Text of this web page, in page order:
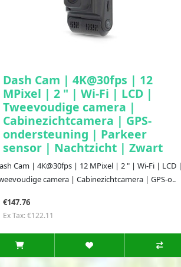
Dash Cam | 4K@30fps | 12
MPixel | 2 " | Wi-Fi | LCD |
Tweevoudige camera |
Cabinezichtcamera | GPS-
ondersteuning | Parkeer
sensor | Nachtzicht | Zwart
Cam | 4K@30fps | 12 MPixel | 2 " | Wi-Fi | LCD |
camera | Cabinezichtcamera | GPS-o..
€147.76
Ex Tax: €122.11